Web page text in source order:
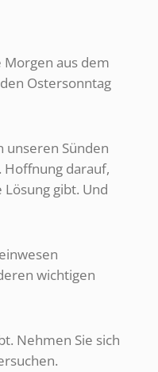
aus dem
Ostersonntag
unseren Sünden
Hoffnung darauf,
gibt. Und
wichtigen
Nehmen Sie sich